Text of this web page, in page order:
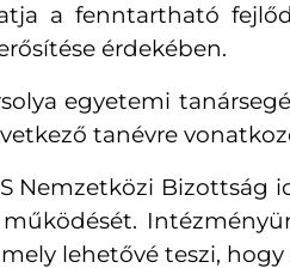
a fenntartható
érdekében.
egyetemi
tanévre
Nemzetközi
lehetővé teszi,